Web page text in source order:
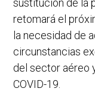
sustitución de la
retomará el
la necesidad de
circunstancias
del sector aéreo
COVID-19.